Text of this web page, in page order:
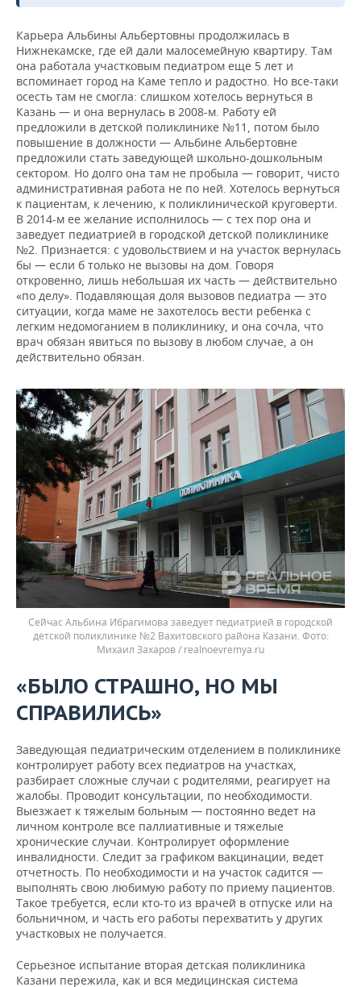
Карьера Альбины Альбертовны продолжилась в
Нижнекамске, где ей дали малосемейную квартиру. Там
она работала участковым педиатром еще 5 лет и
вспоминает город на Каме тепло и радостно. Но все-таки
осесть там не смогла: слишком хотелось вернуться в
Казань — и она вернулась в 2008-м. Работу ей
предложили в детской поликлинике №11, потом было
повышение в должности — Альбине Альбертовне
предложили стать заведующей школьно-дошкольным
сектором. Но долго она там не пробыла — говорит, чисто
административная работа не по ней. Хотелось вернуться
к пациентам, к лечению, к поликлинической круговерти.
В 2014-м ее желание исполнилось — с тех пор она и
заведует педиатрией в городской детской поликлинике
№2. Признается: с удовольствием и на участок вернулась
бы — если б только не вызовы на дом. Говоря
откровенно, лишь небольшая их часть — действительно
«по делу». Подавляющая доля вызовов педиатра — это
ситуации, когда маме не захотелось вести ребенка с
легким недомоганием в поликлинику, и она сочла, что
врач обязан явиться по вызову в любом случае, а он
действительно обязан.
Сейчас Альбина Ибрагимова заведует педиатрией в городской
детской поликлинике №2 Вахитовского района Казани.
Михаил Захаров / realnoevremya.ru
«БЫЛО СТРАШНО, НО МЫ
СПРАВИЛИСЬ»
Заведующая педиатрическим отделением в поликлинике
контролирует работу всех педиатров на участках,
разбирает сложные случаи с родителями, реагирует на
жалобы. Проводит консультации, по необходимости.
Выезжает к тяжелым больным — постоянно ведет на
личном контроле все паллиативные и тяжелые
хронические случаи. Контролирует оформление
инвалидности. Следит за графиком вакцинации, ведет
отчетность. По необходимости и на участок садится —
выполнять свою любимую работу по приему пациентов.
Такое требуется, если кто-то из врачей в отпуске или на
больничном, и часть его работы перехватить у других
участковых не получается.
Серьезное испытание вторая детская поликлиника
Казани пережила, как и вся медицинская система